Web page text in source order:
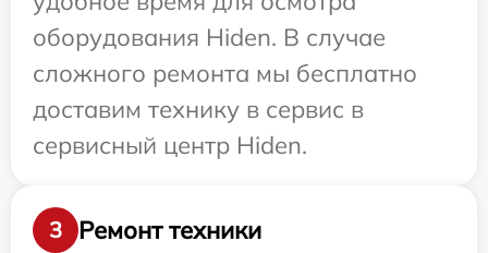
оборудования Hiden. В случае
сложного ремонта мы бесплатно
доставим технику в сервис в
сервисный центр Hiden.
3
Ремонт техники